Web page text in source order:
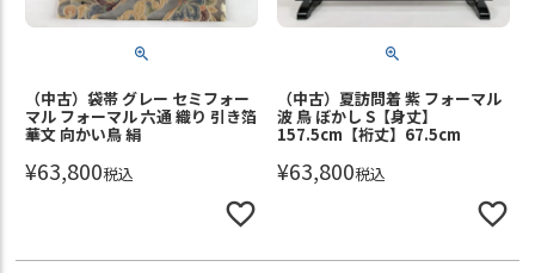
（中古）袋帯 グレー セミフォー
マル フォーマル 六通 織り 引き箔
華文 向かい鳥 絹
¥63,800税込
（中古）夏訪問着 紫 フォーマル
波 鳥 ぼかし S【身丈】
157.5cm【裄丈】67.5cm
¥63,800税込